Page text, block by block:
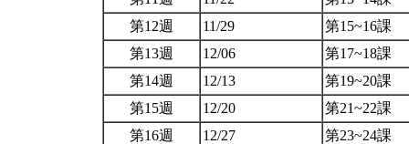
第12週
11/29
第15~16課
第13週
12/06
第17~18課
第14週
12/13
第19~20課
第15週
12/20
第21~22課
第16週
12/27
第23~24課